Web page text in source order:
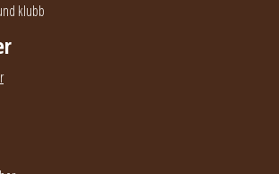
klubb